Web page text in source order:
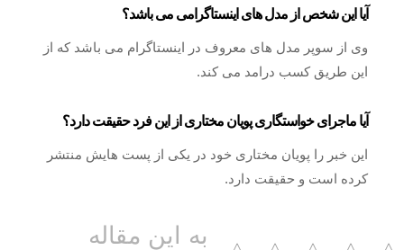
آیا این شخص از مدل های اینستاگرامی می باشد؟
وی از سوپر مدل های معروف در اینستاگرام می باشد که از
این طریق کسب درامد می کند.
آیا ماجرای خواستگاری پویان مختاری از این فرد حقیقت دارد؟
این خبر را پویان مختاری خود در یکی از پست هایش منتشر
کرده است و حقیقت دارد.
به این مقاله